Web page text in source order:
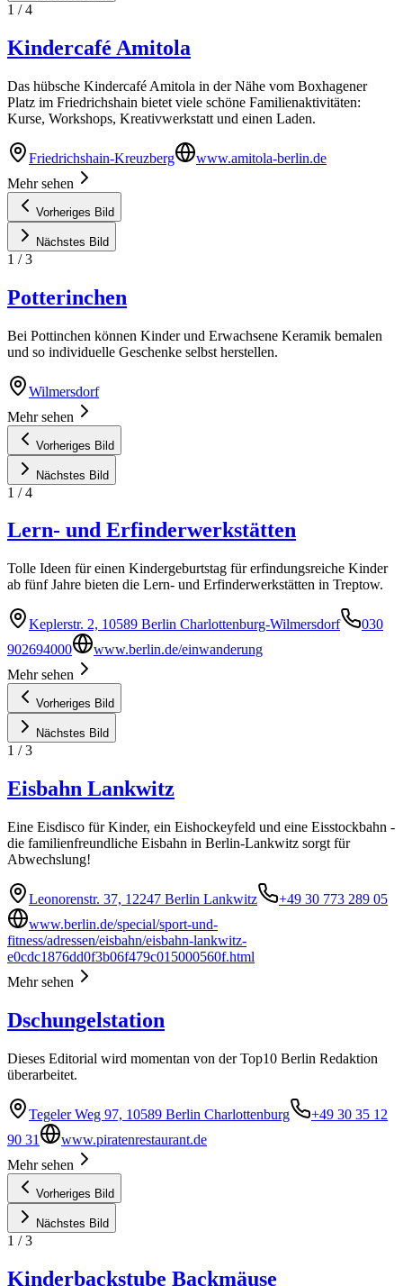
1 /4
Kindercafé Amitola
Das hübsche Kindercafé Amitola in der Nähe vom Boxhagener
Platz im Friedrichshain bietet viele schöne Familienaktivitäten:
Kurse, Workshops, Kreativwerkstatt und einen Laden.
Friedrichshain-Kreuzberg
www.amitola-berlin.de
Mehr sehen
Vorheriges Bild
Nächstes Bild
1 /3
Potterinchen
Bei Pottinchen können Kinder und Erwachsene Keramik bemalen
und so individuelle Geschenke selbst herstellen.
Wilmersdorf
Mehr sehen
Vorheriges Bild
Nächstes Bild
1 /4
Lern- und Erfinderwerkstätten
Tolle Ideen für einen Kindergeburtstag für erfindungsreiche Kinder
ab fünf Jahre bieten die Lern- und Erfinderwerkstätten in Treptow.
Keplerstr. 2, 10589 Berlin Charlottenburg-Wilmersdorf
030
902694000
www.berlin.de/einwanderung
Mehr sehen
Vorheriges Bild
Nächstes Bild
1 /3
Eisbahn Lankwitz
Eine Eisdisco für Kinder, ein Eishockeyfeld und eine Eisstockbahn -
die familienfreundliche Eisbahn in Berlin-Lankwitz sorgt für
Abwechslung!
Leonorenstr. 37, 12247 Berlin Lankwitz
+49 30 773 289 05
www.berlin.de/special/sport-und-
fitness/adressen/eisbahn/eisbahn-lankwitz-
e0cdc1876dd0f3b06f479c015000560f.html
Mehr sehen
Dschungelstation
Dieses Editorial wird momentan von der Top10 Berlin Redaktion
überarbeitet.
Tegeler Weg 97, 10589 Berlin Charlottenburg
+49 30 35 12
90 31
www.piratenrestaurant.de
Mehr sehen
Vorheriges Bild
Nächstes Bild
1 /3
Kinderbackstube Backmäuse